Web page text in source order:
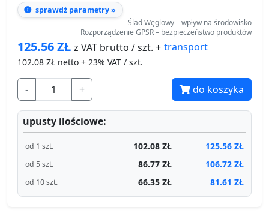
sprawdź parametry »
Ślad Węglowy – wpływ na środowisko
Rozporządzenie GPSR – bezpieczeństwo produktów
125.56ZŁ z VAT brutto / szt. + transport
102.08 ZŁ netto + 23% VAT / szt.
- + do koszyka
upusty ilościowe:
od 1 szt. 102.08 ZŁ 125.56 ZŁ
od 5 szt. 86.77 ZŁ 106.72 ZŁ
od 10 szt. 66.35 ZŁ 81.61 ZŁ